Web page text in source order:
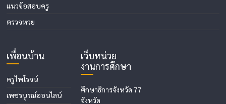
แนวข้อสอบครู
ตรวจหวย
เพื่อนบ้าน
ครูไพโรจน์
เพชรบูรณ์ออนไลน์
เว็บหน่วย
งานการศึกษา
ศึกษาธิการจังหวัด 77
จังหวัด